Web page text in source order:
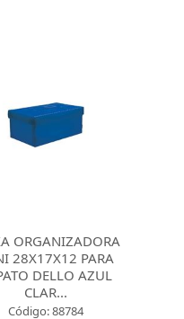
ORGANIZADORA
28X17X12 PARA
DELLO AZUL
CLAR...
Código: 88784